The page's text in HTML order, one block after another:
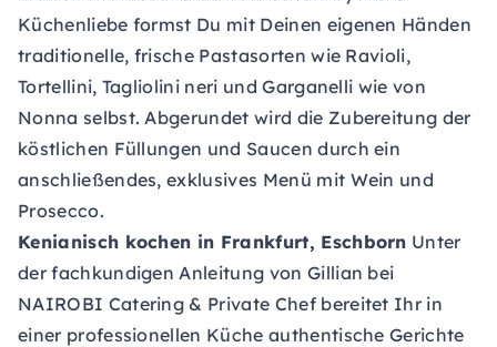
Küchenliebe formst Du mit Deinen eigenen Händen
traditionelle, frische Pastasorten wie Ravioli,
Tortellini, Tagliolini neri und Garganelli wie von
Nonna selbst. Abgerundet wird die Zubereitung der
köstlichen Füllungen und Saucen durch ein
anschließendes, exklusives Menü mit Wein und
Prosecco.
Kenianisch kochen in Frankfurt, Eschborn Unter
der fachkundigen Anleitung von Gillian bei
NAIROBI Catering & Private Chef bereitet Ihr in
einer professionellen Küche authentische Gerichte